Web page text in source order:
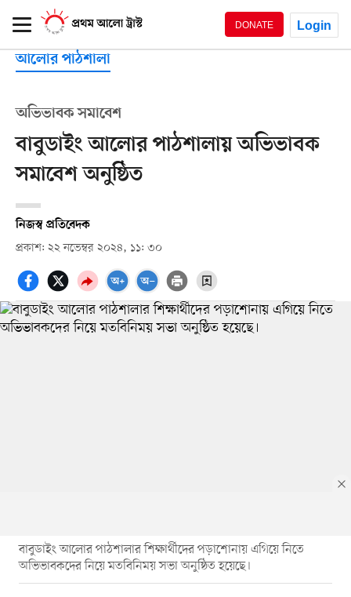
DONATE Login
আলোর পাঠশালা
অভিভাবক সমাবেশ
বাবুডাইং আলোর পাঠশালায় অভিভাবক
সমাবেশ অনুষ্ঠিত
নিজস্ব প্রতিবেদক
প্রকাশ: ২২ নভেম্বর ২০২৪, ১১: ৩০
বাবুডাইং আলোর পাঠশালার শিক্ষার্থীদের পড়াশোনায় এগিয়ে নিতে
অভিভাবকদের নিয়ে মতবিনিময় সভা অনুষ্ঠিত হয়েছে।